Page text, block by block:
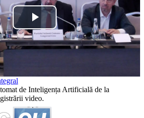
Play
Video
de Inteligența Artificială de la
video.